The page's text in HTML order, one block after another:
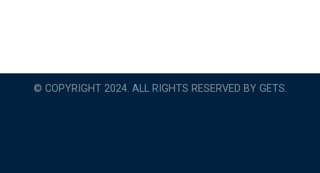
© COPYRIGHT 2024. ALL RIGHTS RESERVED BY GETS.